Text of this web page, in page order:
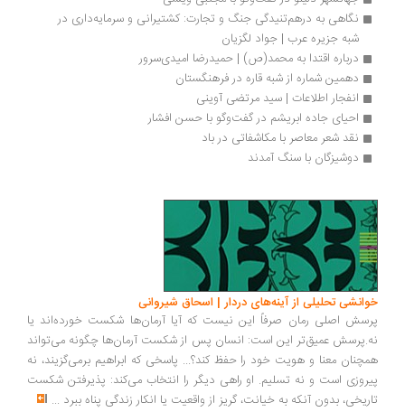
نگاهی به درهم‌تنیدگی جنگ و تجارت: کشتیرانی و سرمایه‌داری در
شبه جزیره عرب | جواد لگزیان
درباره اقتدا به محمد(ص) | حمیدرضا امیدی‌سرور
دهمین شماره از شبه قاره در فرهنگستان
انفجار اطلاعات | سید مرتضی آوینی
احیای جاده ابریشم در گفت‌وگو با حسن افشار
نقد شعر معاصر با مکاشفاتی در باد
دوشیزگان با سنگ آمدند
تحلیلی از آینه‌های دردار | اسحاق شیروانی
اصلی رمان صرفاً این نیست که آیا آرمان‌ها شکست خورده‌اند یا
عمیق‌تر این است: انسان پس از شکست آرمان‌ها چگونه می‌تواند
معنا و هویت خود را حفظ کند؟... پاسخی که ابراهیم برمی‌گزیند، نه
است و نه تسلیم. او راهی دیگر را انتخاب می‌کند: پذیرفتن شکست
بدون آنکه به خیانت، گریز از واقعیت یا انکار زندگی پناه ببرد...